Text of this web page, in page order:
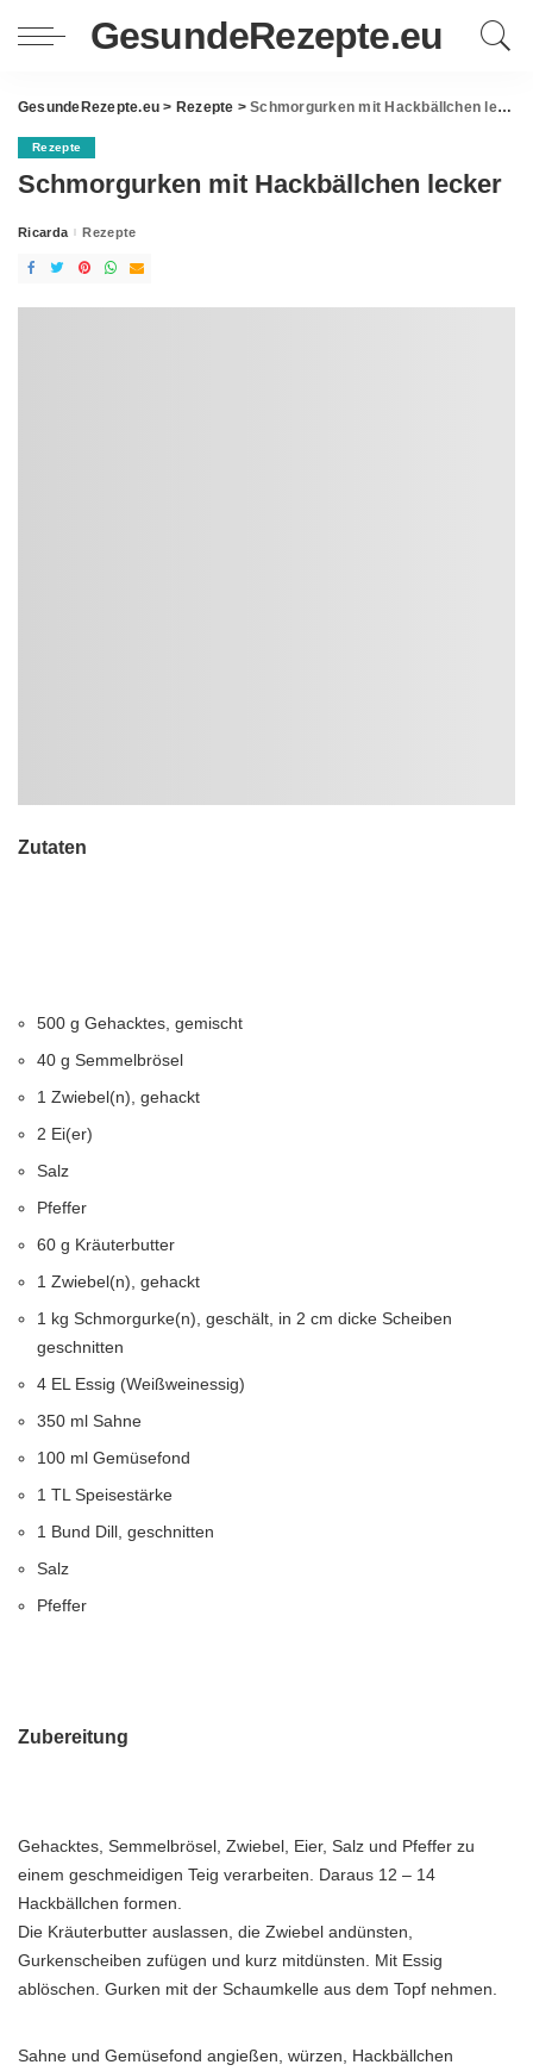
GesundeRezepte.eu
GesundeRezepte.eu > Rezepte >Schmorgurken mit Hackbällchen lecker
Rezepte
Schmorgurken mit Hackbällchen lecker
Posted
Ricarda Rezepte
Zutaten
500 g Gehacktes, gemischt
40 g Semmelbrösel
1 Zwiebel(n), gehackt
2 Ei(er)
Salz
Pfeffer
60 g Kräuterbutter
1 Zwiebel(n), gehackt
1 kg Schmorgurke(n), geschält, in 2 cm dicke Scheiben
geschnitten
4 EL Essig (Weißweinessig)
350 ml Sahne
100 ml Gemüsefond
1 TL Speisestärke
1 Bund Dill, geschnitten
Salz
Pfeffer
Zubereitung
Gehacktes, Semmelbrösel, Zwiebel, Eier, Salz und Pfeffer zu
einem geschmeidigen Teig verarbeiten. Daraus 12 – 14
Hackbällchen formen.
Die Kräuterbutter auslassen, die Zwiebel andünsten,
Gurkenscheiben zufügen und kurz mitdünsten. Mit Essig
ablöschen. Gurken mit der Schaumkelle aus dem Topf nehmen.
Sahne und Gemüsefond angießen, würzen, Hackbällchen